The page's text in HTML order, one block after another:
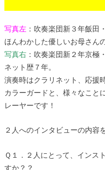
写真左 ：吹奏楽団新３年飯田
ほんわかした優しいお母さん
写真右：吹奏楽団新２年京極
ネット歴７年。
演奏時はクラリネット、応援
カラーガードと、様々なこと
レーヤーです！
２人へのインタビューの内容
Ｑ１．２人にとって、インス
すか？？